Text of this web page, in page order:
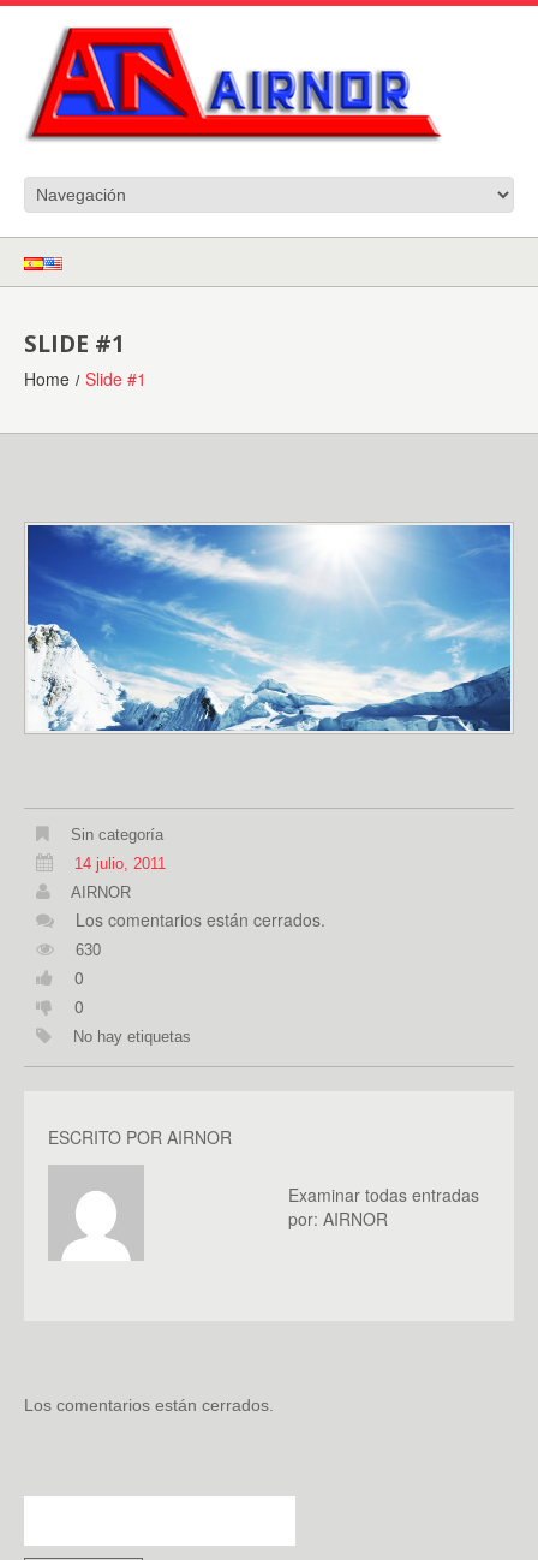
SLIDE #1
Home Slide #1
Sin categoría
14 julio, 2011
AIRNOR
Los comentarios están cerrados.
630
0
0
No hay etiquetas
ESCRITO POR AIRNOR
Examinar todas entradas
por: AIRNOR
Los comentarios están cerrados.